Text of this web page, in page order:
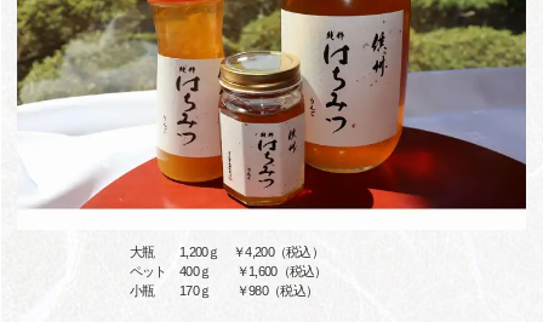
大瓶 1,200ｇ ￥4,200（税込）
ペット 400ｇ ￥1,600（税込）
小瓶 170ｇ ￥980（税込）